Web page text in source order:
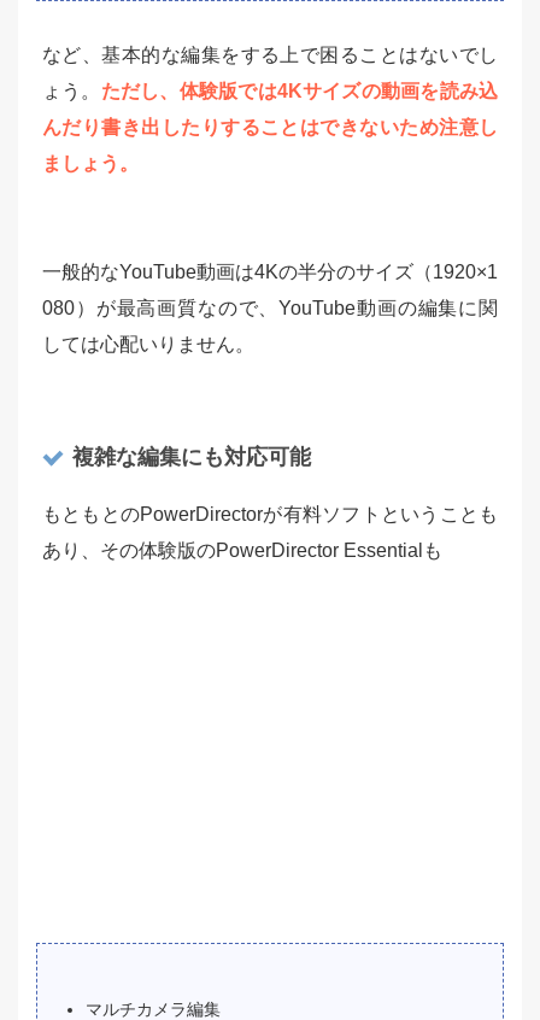
など、基本的な編集をする上で困ることはないでし
ょう。 ただし、体験版では4Kサイズの動画を読み込
んだり書き出したりすることはできないため注意し
ましょう。
一般的なYouTube動画は4Kの半分のサイズ（1920×1
080）が最高画質なので、YouTube動画の編集に関
しては心配いりません。
複雑な編集にも対応可能
もともとのPowerDirectorが有料ソフトということも
あり、その体験版のPowerDirector Essentialも
マルチカメラ編集